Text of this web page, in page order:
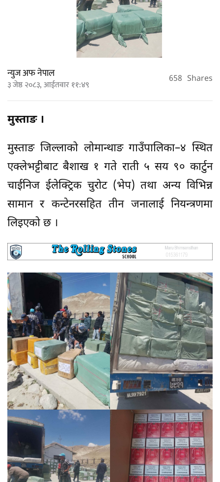
न्युज अफ नेपाल
३ जेष्ठ २०८३, आईतवार ११:४९ 658 Shares
मुस्ताङ ।
मुस्ताङ जिल्लाको लोमान्थाङ गाउँपालिका–४ स्थित
एक्लेभट्टीबाट बैशाख १ गते राती ५ सय ९० कार्टुन
चाईनिज ईलेक्ट्रिक चुरोट (भेप) तथा अन्य विभिन्न
सामान र कन्टेनरसहित तीन जनालाई नियन्त्रणमा
लिइएको छ ।